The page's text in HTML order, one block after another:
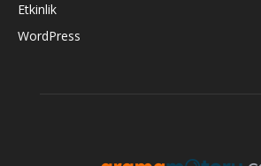
Etkinlik
WordPress